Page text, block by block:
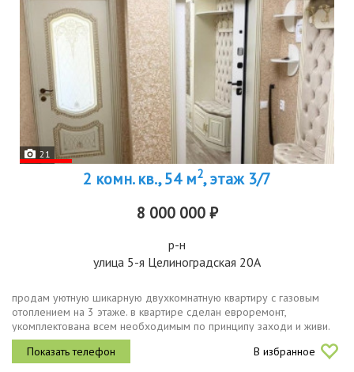
21
2 комн. кв., 54 м2, этаж 3/7
8 000 000 ₽
р-н
улица 5-я Целиноградская 20А
продам уютную шикарную двухкомнатную квартиру с газовым
отоплением на 3 этаже. в квартире сделан евроремонт,
укомплектована всем необходимым по принципу заходи и живи.
дом кирптчный.при ремонте использованы импортные материалы и
техника.в квартире...
В избранное